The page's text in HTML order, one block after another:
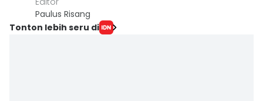
Paulus Risang
Tonton lebih seru di